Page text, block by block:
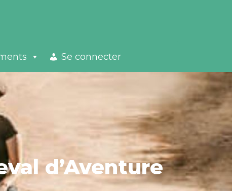
Se connecter
d’Aventure